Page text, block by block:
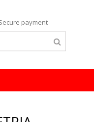
ipsum dolor sit amet,
magna aliqua. Ut enim ad
ex ea commodo consequat.
payment